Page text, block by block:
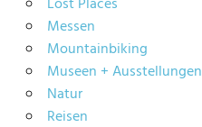
Messen
Mountainbiking
Museen + Ausstellungen
Natur
Reisen